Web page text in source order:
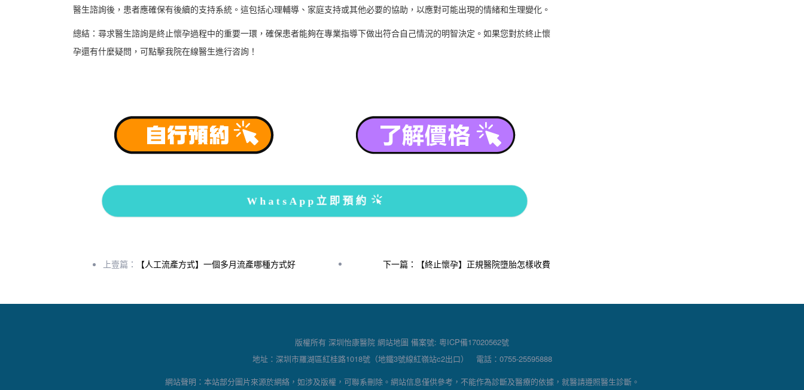
醫生諮詢後，患者應確保有後續的支持系統。這包括心理輔導、家庭支持或其他必要的協助，以應對可能出現的情緒和生理變化。
總結：尋求醫生諮詢是終止懷孕過程中的重要一環，確保患者能夠在專業指導下做出符合自己情況的明智決定。如果您對於終止懷
孕還有什麼疑問，可點擊我院在線醫生進行咨詢！
WhatsApp立即預約
上壹篇： 【人工流產方式】一個多月流產哪種方式好 下一篇：【終止懷孕】正規醫院墮胎怎樣收費
版權所有 深圳怡康醫院 網站地圖 備案號: 粵ICP備17020562號
地址：深圳市羅湖區紅桂路1018號（地鐵3號線紅嶺站c2出口） 電話：0755-25595888
網站聲明：本站部分圖片來源於網絡，如涉及版權，可聯系刪除。網站信息僅供參考，不能作為診斷及醫療的依據，就醫請遵照醫生診斷。